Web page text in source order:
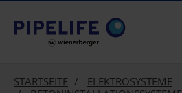
text.skipToContent
text.skipToNavigation
STARTSEITE
ELEKTROSYSTEME